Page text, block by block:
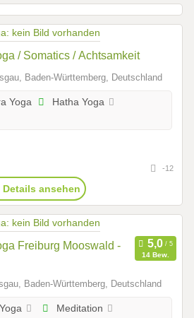
/ Somatics / Achtsamkeit
Baden-Württemberg, Deutschland
Yoga
Hatha Yoga
-12
Details ansehen
Freiburg Mooswald -
14 Bew.
Baden-Württemberg, Deutschland
Meditation